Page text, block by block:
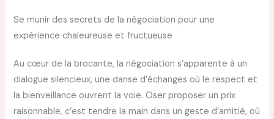
Se munir des secrets de la négociation pour une
expérience chaleureuse et fructueuse
Au cœur de la brocante, la négociation s’apparente à un
dialogue silencieux, une danse d’échanges où le respect et
la bienveillance ouvrent la voie. Oser proposer un prix
raisonnable, c’est tendre la main dans un geste d’amitié, où